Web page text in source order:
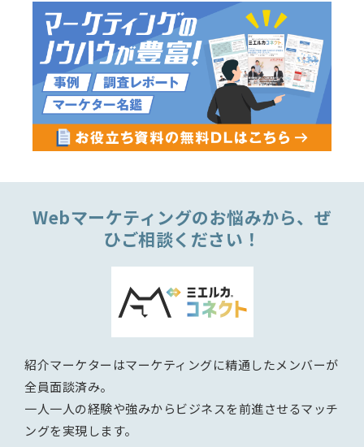
Webマーケティングのお悩みから、ぜ
ひご相談ください！
紹介マーケターはマーケティングに精通したメンバーが
全員面談済み。
一人一人の経験や強みからビジネスを前進させるマッチ
ングを実現します。